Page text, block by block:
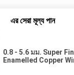
এর সেরা মূল্য পান
0.8 - 5.6 มม. Super
Enamelled Copper